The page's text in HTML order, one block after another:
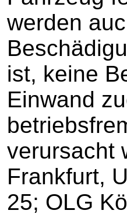
werden
ist, keine
Einwand
verursacht
Frankfurt,
25; OLG